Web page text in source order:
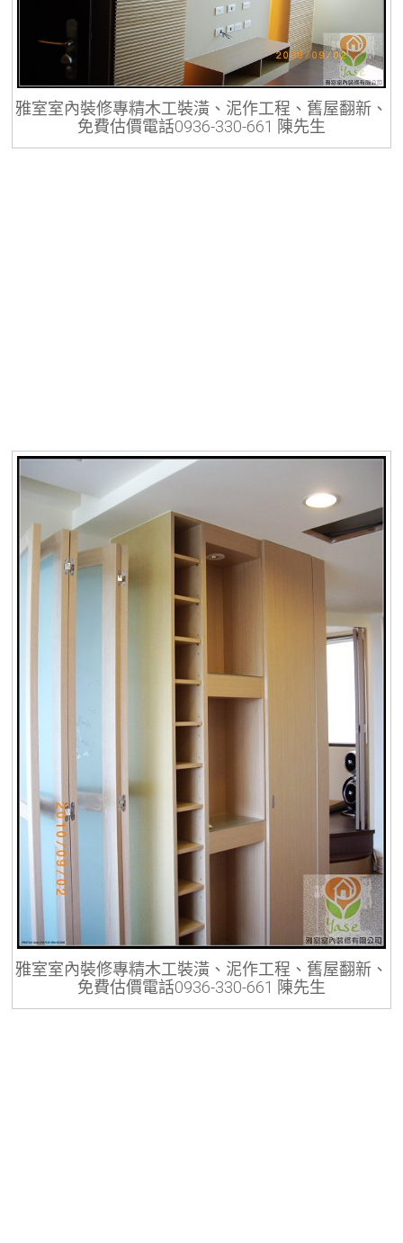
雅室室內裝修專精木工裝潢、泥作工程、舊屋翻新、
免費估價電話0936-330-661 陳先生
雅室室內裝修專精木工裝潢、泥作工程、舊屋翻新、
免費估價電話0936-330-661 陳先生